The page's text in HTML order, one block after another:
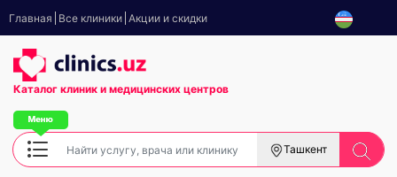
Главная Все клиники Акции и скидки
Каталог клиник и медицинских центров
Ташкент